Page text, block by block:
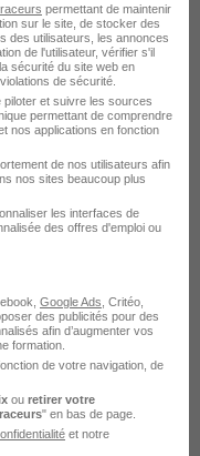
300 € / mois
il y a 2 jours
F
permettant de maintenir
sur le site, de stocker des
des utilisateurs, les annonces
de l'utilisateur, vérifier s'il
sécurité du site web en
de sécurité.
et suivre les sources
permettant de comprendre
nos applications en fonction
de nos utilisateurs afin
nos sites beaucoup plus
les interfaces de
des offres d'emploi ou
Google Ads , Critéo,
des publicités pour des
afin d’augmenter vos
formation.
de votre navigation, de
ou retirer votre
" en bas de page.
et notre